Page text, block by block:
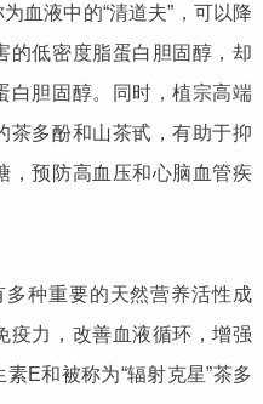
血液中的“清道夫”，可以降
的低密度脂蛋白胆固醇，却
白胆固醇。同时，植宗高端
茶多酚和山茶甙，有助于抑
，预防高血压和心脑血管疾
种重要的天然营养活性成
疫力，改善血液循环，增强
E和被称为“辐射克星”茶多